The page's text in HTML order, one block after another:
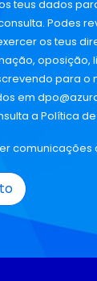
teus dados
Podes
os teus
oposição,
para o
em
a Política
comunicações